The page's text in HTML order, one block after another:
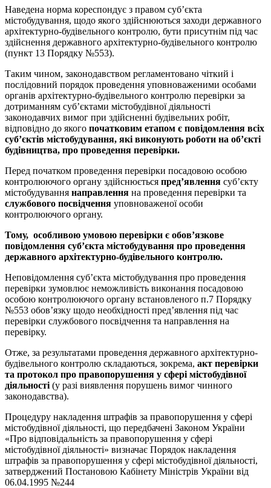
Наведена норма кореспондує з правом суб’єкта
містобудування, щодо якого здійснюються заходи державного
архітектурно-будівельного контролю, бути присутнім під час
здійснення державного архітектурно-будівельного контролю
(пункт 13 Порядку №553).
Таким чином, законодавством регламентовано чіткий і
послідовний порядок проведення уповноваженими особами
органів архітектурно-будівельного контролю перевірки за
дотриманням суб’єктами містобудівної діяльності
законодавчих вимог при здійсненні будівельних робіт,
відповідно до якого початковим етапом є повідомлення всіх
суб’єктів містобудування, які виконують роботи на об’єкті
будівництва, про проведення перевірки.
Перед початком проведення перевірки посадовою особою
контролюючого органу здійснюється пред’явлення суб’єкту
містобудування направлення на проведення перевірки та
службового посвідчення уповноваженої особи
контролюючого органу.
Тому, особливою умовою перевірки є обов’язкове
повідомлення суб’єкта містобудування про проведення
державного архітектурно-будівельного контролю.
Неповідомлення суб’єкта містобудування про проведення
перевірки зумовлює неможливість виконання посадовою
особою контролюючого органу встановленого п.7 Порядку
№553 обов’язку щодо необхідності пред’явлення під час
перевірки службового посвідчення та направлення на
перевірку.
Отже, за результатами проведення державного архітектурно-
будівельного контролю складаються, зокрема, акт перевірки
та протокол про правопорушення у сфері містобудівної
діяльності (у разі виявлення порушень вимог чинного
законодавства).
Процедуру накладення штрафів за правопорушення у сфері
містобудівної діяльності, що передбачені Законом України
«Про відповідальність за правопорушення у сфері
містобудівної діяльності» визначає Порядок накладення
штрафів за правопорушення у сфері містобудівної діяльності,
затверджений Постановою Кабінету Міністрів України від
06.04.1995 №244